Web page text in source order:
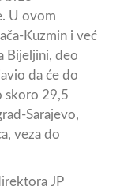
U ovom
Kuzmin i već
Bijeljini, deo
da će do
skoro 29,5
Sarajevo,
veza do
JP